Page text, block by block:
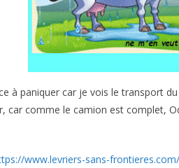
à paniquer car je vois le transport
car comme le camion est complet,
www.levriers-sans-